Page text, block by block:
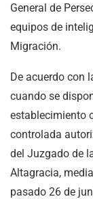
General de
equipos de
Migración.
De acuerdo con
cuando se
establecimiento
controlada
del Juzgado de
Altagracia,
pasado 26 de